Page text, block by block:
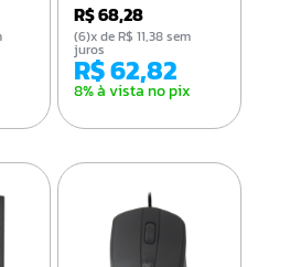
R$ 68,28
R$ 62,82
8% à vista no pix
(6)x de R$ 11,38 sem
juros